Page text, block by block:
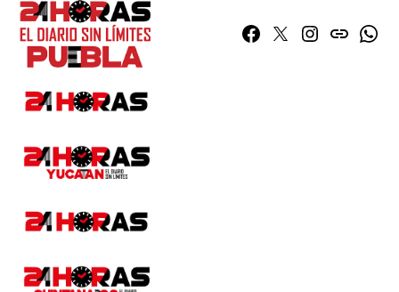
Facebook
TwitterInstagram
issuu